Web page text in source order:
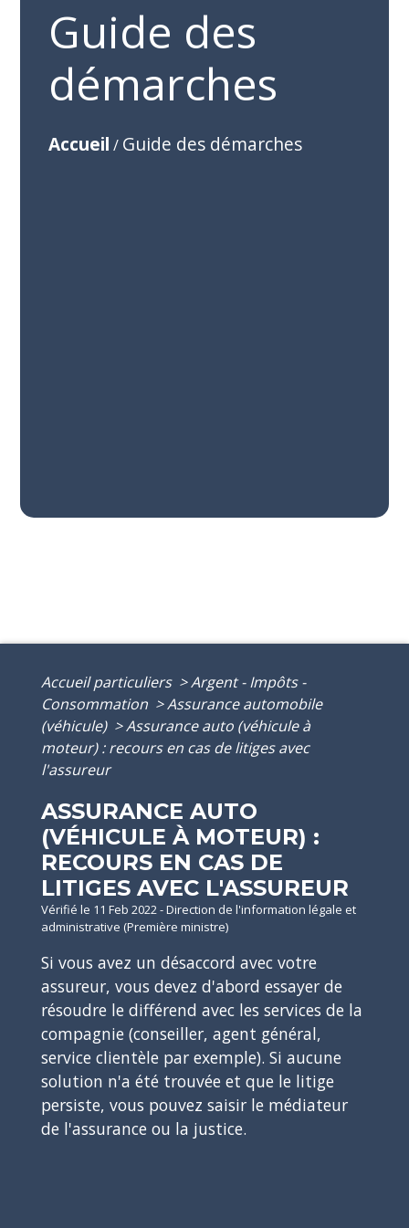
Guide des
démarches
Accueil / Guide des démarches
Accueil particuliers >Argent - Impôts -
Consommation >Assurance automobile
(véhicule) >Assurance auto (véhicule à
moteur) : recours en cas de litiges avec
l'assureur
ASSURANCE AUTO
(VÉHICULE À MOTEUR) :
RECOURS EN CAS DE
LITIGES AVEC L'ASSUREUR
Vérifié le 11 Feb 2022 - Direction de l'information légale et
administrative (Première ministre)
Si vous avez un désaccord avec votre
assureur, vous devez d'abord essayer de
résoudre le différend avec les services de la
compagnie (conseiller, agent général,
service clientèle par exemple). Si aucune
solution n'a été trouvée et que le litige
persiste, vous pouvez saisir le médiateur
de l'assurance ou la justice.